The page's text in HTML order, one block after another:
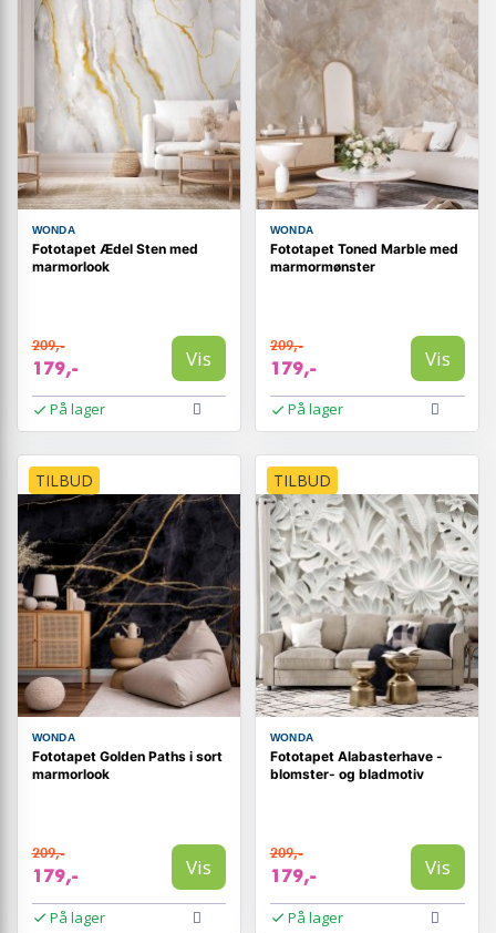
WONDA
Fototapet Ædel Sten med
marmorlook
209,-
179,- Vis
På lager
WONDA
Fototapet Toned Marble med
marmormønster
209,-
179,- Vis
På lager
TILBUD
WONDA
Fototapet Golden Paths i sort
marmorlook
209,-
179,- Vis
På lager
TILBUD
WONDA
Fototapet Alabasterhave -
blomster- og bladmotiv
209,-
179,- Vis
På lager